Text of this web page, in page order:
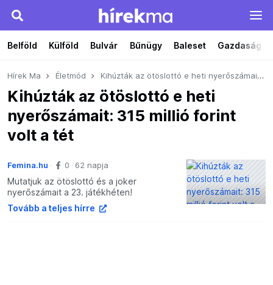
Belföld Külföld Bulvár Bűnügy Baleset Gazdaság
Hírek Ma Életmód Kihúzták az ötöslottó e heti nyerőszámait: 315 millió forint volt a tét
Kihúzták az ötöslottó e heti
nyerőszámait: 315 millió forint
volt a tét
Femina.hu 0 62 napja
Mutatjuk az ötöslottó és a joker
nyerőszámait a 23. játékhéten!
Tovább a teljes hírre